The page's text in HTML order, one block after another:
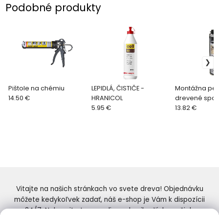
Podobné produkty
Pištole na chémiu
14.50 €
LEPIDLÁ, ČISTIČE -
HRANICOL
5.95 €
Montážna
drevené
13.82 €
Vitajte na našich stránkach vo svete dreva! Objednávku
môžete kedykoľvek zadať, náš e-shop je Vám k dispozícii
24/7. Nakupujte tovar online od najlepších značiek.